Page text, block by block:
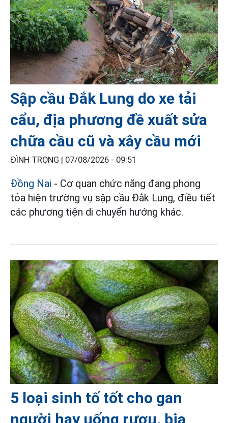
Sập cầu Đắk Lung do xe tải
cẩu, địa phương đề xuất sửa
chữa cầu cũ và xây cầu mới
ĐÌNH TRỌNG | 07/08/2026 - 09:51
Đồng Nai - Cơ quan chức năng đang phong
tỏa hiện trường vụ sập cầu Đắk Lung, điều tiết
các phương tiện di chuyển hướng khác.
5 loại sinh tố tốt cho gan
người hay uống rượu, bia